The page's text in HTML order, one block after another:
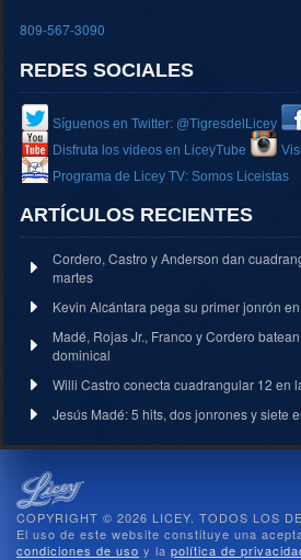
809-567-3090
REDES SOCIALES
Síguenos en Twitter: @TigresdelLicey
Disfruta los videos en LiceyTube
Programa de Licey TV: Somos Liceistas
ARTÍCULOS RECIENTES
Cordero, Castro y Anderson dan
martes
Kevin Alcántara pega su primer jonrón
Madé, Rojas Jr., Franco y Cordero
dominical
Willi Castro conecta cuadrangular 12 en
Jesús Madé: 5 hits, dos jonrones y siete
COPYRIGHT © 2026 LICEY. TODOS LOS
El uso de este website constituye una
condiciones de uso y la política de